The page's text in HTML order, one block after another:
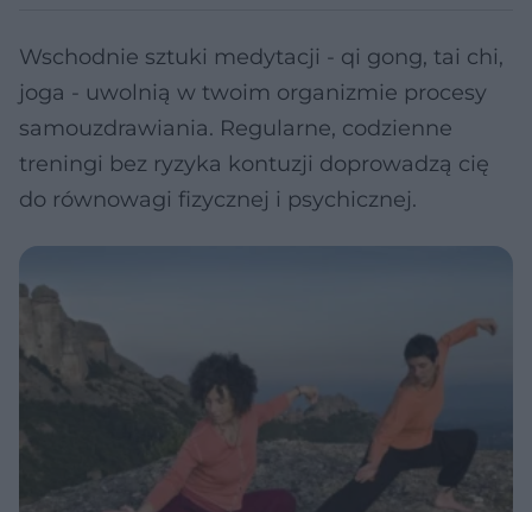
Wschodnie sztuki medytacji - qi gong, tai chi,
joga - uwolnią w twoim organizmie procesy
samouzdrawiania. Regularne, codzienne
treningi bez ryzyka kontuzji doprowadzą cię
do równowagi fizycznej i psychicznej.